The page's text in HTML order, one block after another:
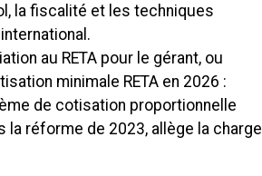
la fiscalité et les techniques
au RETA pour le gérant, ou
minimale RETA en 2026 :
de cotisation proportionnelle
réforme de 2023, allège la charge